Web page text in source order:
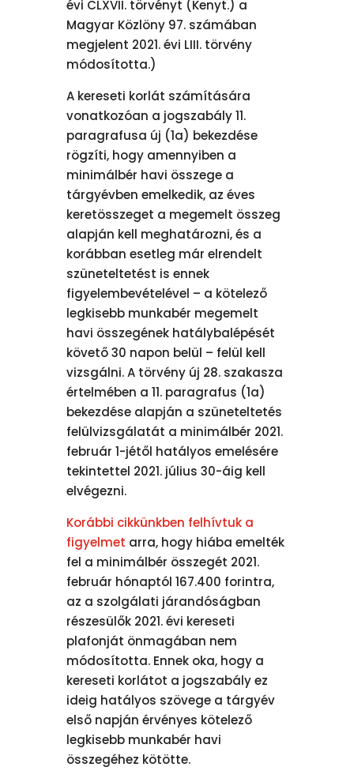
évi CLXVII. törvényt (Kenyt.) a
Magyar Közlöny 97. számában
megjelent 2021. évi LIII. törvény
módosította.)
A kereseti korlát számítására
vonatkozóan a jogszabály 11.
paragrafusa új (1a) bekezdése
rögzíti, hogy amennyiben a
minimálbér havi összege a
tárgyévben emelkedik, az éves
keretösszeget a megemelt összeg
alapján kell meghatározni, és a
korábban esetleg már elrendelt
szüneteltetést is ennek
figyelembevételével – a kötelező
legkisebb munkabér megemelt
havi összegének hatálybalépését
követő 30 napon belül – felül kell
vizsgálni. A törvény új 28. szakasza
értelmében a 11. paragrafus (1a)
bekezdése alapján a szüneteltetés
felülvizsgálatát a minimálbér 2021.
február 1-jétől hatályos emelésére
tekintettel 2021. július 30-áig kell
elvégezni.
Korábbi cikkünkben felhívtuk a
figyelmet arra, hogy hiába emelték
fel a minimálbér összegét 2021.
február hónaptól 167.400 forintra,
az a szolgálati járandóságban
részesülők 2021. évi kereseti
plafonját önmagában nem
módosította. Ennek oka, hogy a
kereseti korlátot a jogszabály ez
ideig hatályos szövege a tárgyév
első napján érvényes kötelező
legkisebb munkabér havi
összegéhez kötötte.